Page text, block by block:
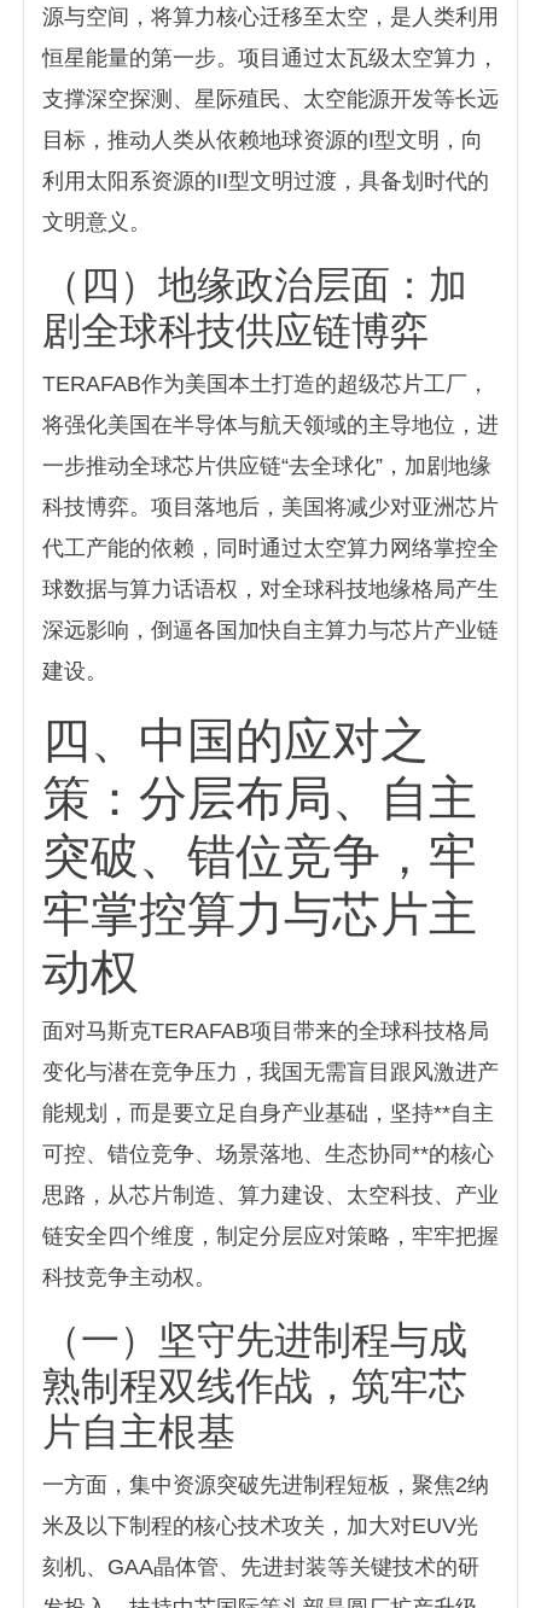
源与空间，将算力核心迁移至太空，是人类利用
恒星能量的第一步。项目通过太瓦级太空算力，
支撑深空探测、星际殖民、太空能源开发等长远
目标，推动人类从依赖地球资源的I型文明，向
利用太阳系资源的II型文明过渡，具备划时代的
文明意义。
（四）地缘政治层面：加
剧全球科技供应链博弈
TERAFAB作为美国本土打造的超级芯片工厂，
将强化美国在半导体与航天领域的主导地位，进
一步推动全球芯片供应链“去全球化”，加剧地缘
科技博弈。项目落地后，美国将减少对亚洲芯片
代工产能的依赖，同时通过太空算力网络掌控全
球数据与算力话语权，对全球科技地缘格局产生
深远影响，倒逼各国加快自主算力与芯片产业链
建设。
四、中国的应对之
策：分层布局、自主
突破、错位竞争，牢
牢掌控算力与芯片主
动权
面对马斯克TERAFAB项目带来的全球科技格局
变化与潜在竞争压力，我国无需盲目跟风激进产
能规划，而是要立足自身产业基础，坚持**自主
可控、错位竞争、场景落地、生态协同**的核心
思路，从芯片制造、算力建设、太空科技、产业
链安全四个维度，制定分层应对策略，牢牢把握
科技竞争主动权。
（一）坚守先进制程与成
熟制程双线作战，筑牢芯
片自主根基
一方面，集中资源突破先进制程短板，聚焦2纳
米及以下制程的核心技术攻关，加大对EUV光
刻机、GAA晶体管、先进封装等关键技术的研